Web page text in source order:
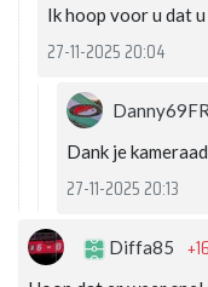
Ik hoop voor u dat
27-11-2025 20:04
Danny69FR
Dank je
27-11-2025 20:13
Diffa85